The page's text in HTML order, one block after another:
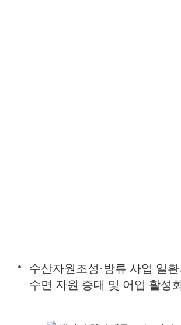
수산자원조성·방류 사업 일
수면 자원 증대 및 어업 활성